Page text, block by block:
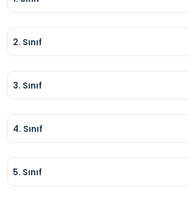
2. Sınıf
3. Sınıf
4. Sınıf
5. Sınıf